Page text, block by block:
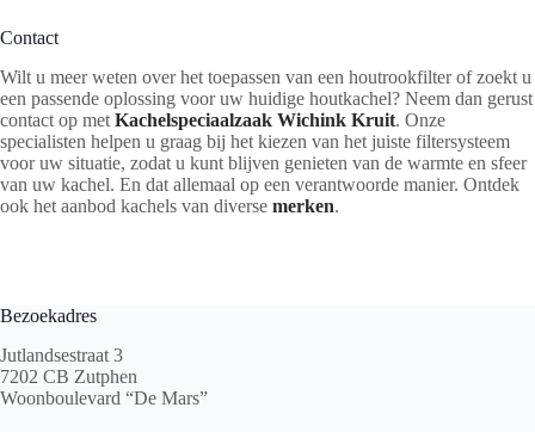
Contact
Wilt u meer weten over het toepassen van een houtrookfilter of zoekt u
een passende oplossing voor uw huidige houtkachel? Neem dan gerust
contact op met Kachelspeciaalzaak Wichink Kruit. Onze
specialisten helpen u graag bij het kiezen van het juiste filtersysteem
voor uw situatie, zodat u kunt blijven genieten van de warmte en sfeer
van uw kachel. En dat allemaal op een verantwoorde manier. Ontdek
ook het aanbod kachels van diverse merken.
Bezoekadres
Jutlandsestraat 3
7202 CB Zutphen
Woonboulevard “De Mars”